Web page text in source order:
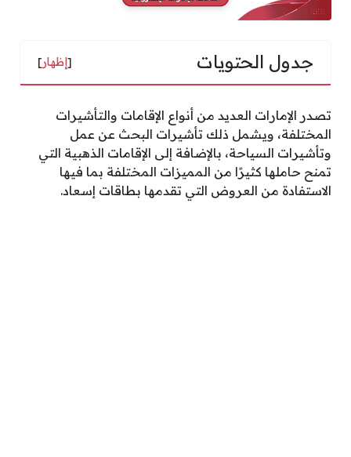
جدول الحتويات [إظهار]
تصدر الإمارات العديد من أنواع الإقامات والتأشيرات
المختلفة، ويشمل ذلك تأشيرات البحث عن عمل
وتأشيرات السياحة، بالإضافة إلى الإقامات الذهبية التي
تمنح حاملها كثيرًا من المميزات المختلفة بما فيها
الاستفادة من العروض التي تقدمها بطاقات إسعاد.